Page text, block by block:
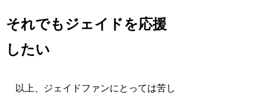
それでもジェイドを応援
したい
以上、ジェイドファンにとっては苦し